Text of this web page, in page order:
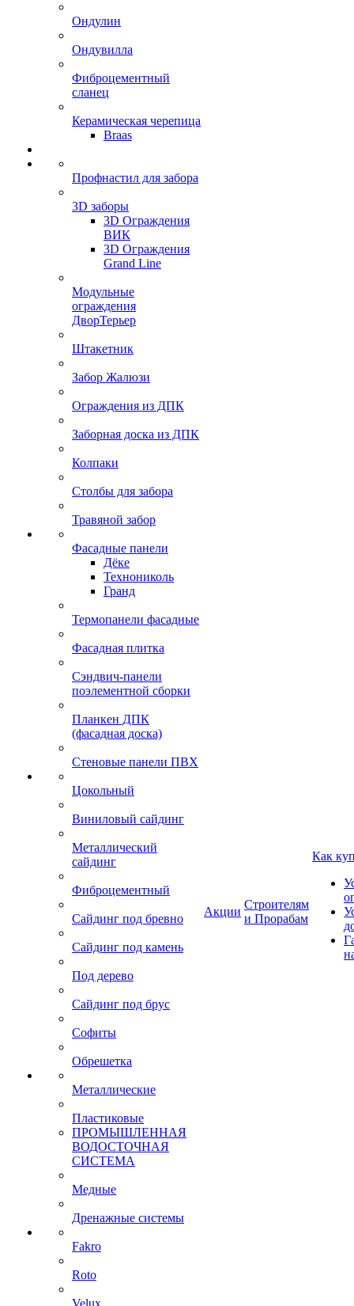
Ондулин
Ондувилла
Фиброцементный
сланец
Керамическая черепица
Braas
Профнастил для забора
3D заборы
3D Ограждения
ВИК
3D Ограждения
Grand Line
Модульные
ограждения
ДворТерьер
Штакетник
Забор Жалюзи
Ограждения из ДПК
Заборная доска из ДПК
Колпаки
Столбы для забора
Травяной забор
Фасадные панели
Дёке
Технониколь
Гранд
Термопанели фасадные
Фасадная плитка
Сэндвич-панели
поэлементной сборки
Планкен ДПК
(фасадная доска)
Стеновые панели ПВХ
Цокольный
Виниловый сайдинг
Металлический
сайдинг
Фиброцементный
Сайдинг под бревно
Сайдинг под камень
Под дерево
Сайдинг под брус
Софиты
Обрешетка
Металлические
Пластиковые
ПРОМЫШЛЕННАЯ
ВОДОСТОЧНАЯ
СИСТЕМА
Медные
Дренажные системы
Fakro
Roto
Velux
Акции
Строителям
и Прорабам
Как